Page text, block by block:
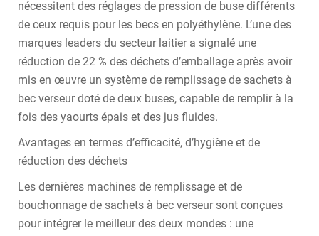
nécessitent des réglages de pression de buse différents
de ceux requis pour les becs en polyéthylène. L’une des
marques leaders du secteur laitier a signalé une
réduction de 22 % des déchets d’emballage après avoir
mis en œuvre un système de remplissage de sachets à
bec verseur doté de deux buses, capable de remplir à la
fois des yaourts épais et des jus fluides.
Avantages en termes d’efficacité, d’hygiène et de
réduction des déchets
Les dernières machines de remplissage et de
bouchonnage de sachets à bec verseur sont conçues
pour intégrer le meilleur des deux mondes : une